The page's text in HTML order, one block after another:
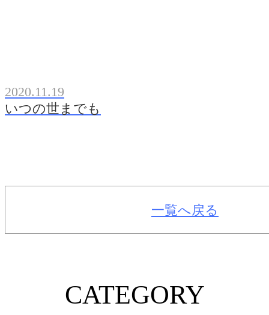
2020.11.19
いつの世までも
一覧へ戻る
CATEGORY